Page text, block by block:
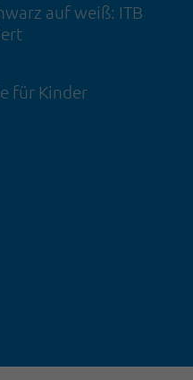
auf weiß: ITB
für Kinder